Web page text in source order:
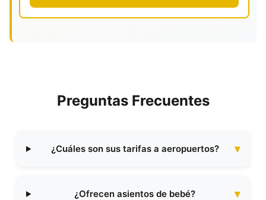
Preguntas Frecuentes
¿Cuáles son sus tarifas a aeropuertos?
¿Ofrecen asientos de bebé?